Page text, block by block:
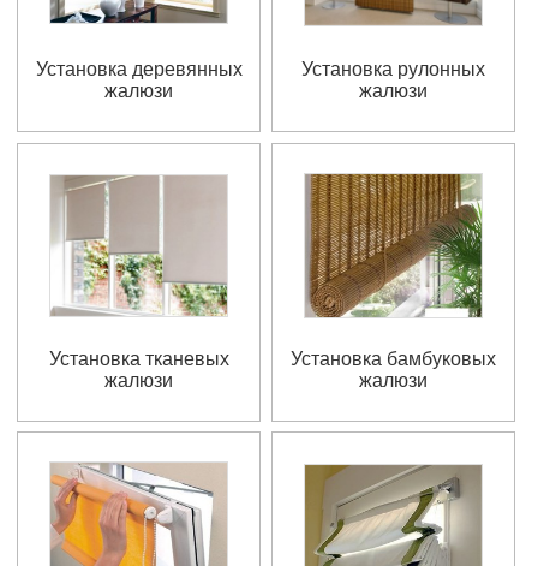
Установка деревянных
жалюзи
Установка рулонных
жалюзи
Установка тканевых
жалюзи
Установка бамбуковых
жалюзи